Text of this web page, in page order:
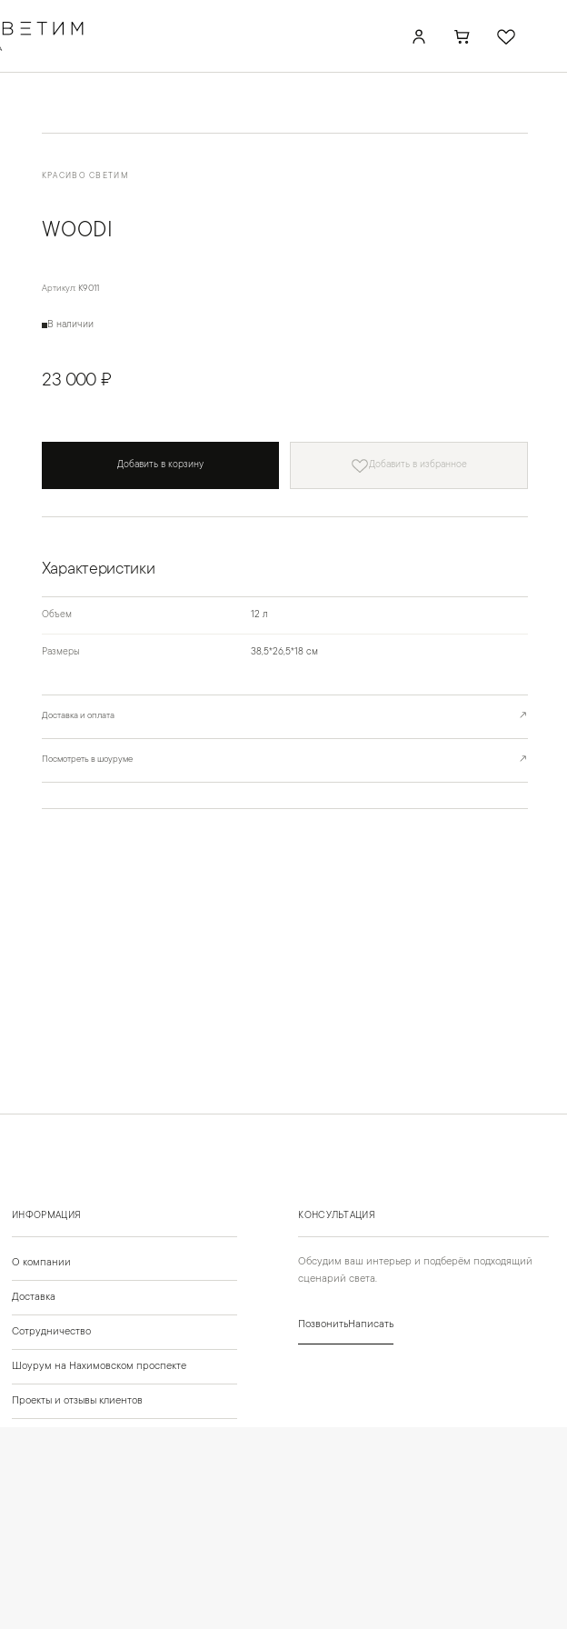
КРАСИВО СВЕТИМ
WOODI
Артикул: K9011
В наличии
23 000 ₽
Добавить в корзину Добавить в избранное
Характеристики
Объем 12 л
Размеры 38,5*26,5*18 см
Доставка и оплата ↗
Посмотреть в шоуруме ↗
КОНСУЛЬТАЦИЯ
Обсудим ваш интерьер и подберём подходящий
сценарий света.
ПозвонитьНаписать
ИНФОРМАЦИЯ
О компании
Доставка
Сотрудничество
Шоурум на Нахимовском проспекте
Проекты и отзывы клиентов